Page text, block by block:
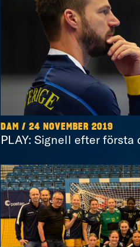
DAM / 24 NOVEMBER 2019
PLAY: Signell efter första